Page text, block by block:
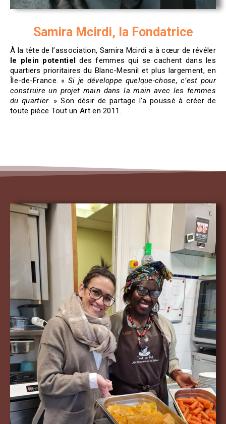
Samira Mcirdi, la Fondatrice
À la tête de l’association, Samira Mcirdi a à cœur de révéler
le plein potentiel des femmes qui se cachent dans les
quartiers prioritaires du Blanc-Mesnil et plus largement, en
Île-de-France. « Si je développe quelque-chose, c’est pour
construire un projet main dans la main avec les femmes
du quartier. » Son désir de partage l’a poussé à créer de
toute pièce Tout un Art en 2011.